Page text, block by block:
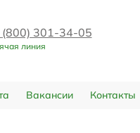
(800) 301-34-05
линия
Вакансии Контакты